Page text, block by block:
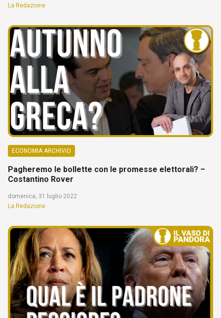
La Redazione
ECONOMIA ARCHIVIO
Pagheremo le bollette con le promesse elettorali? –
Costantino Rover
domenica, 31 luglio 2022
La Redazione